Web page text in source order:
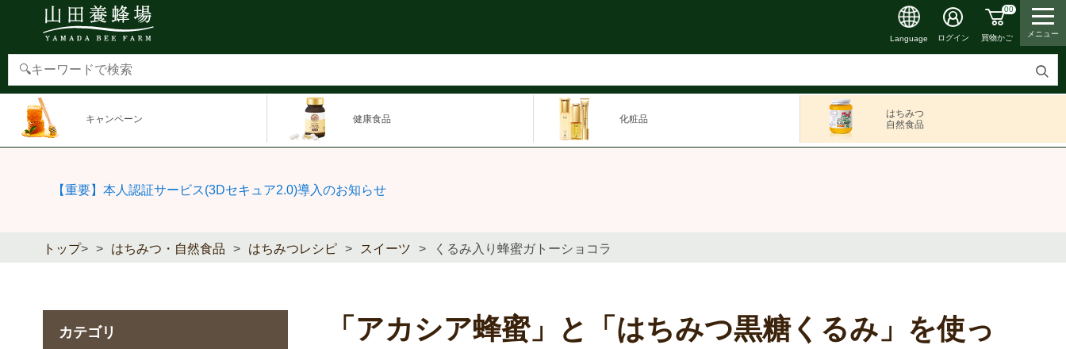
検
Language ログイン
00
買物かご メニュー
キャンペーン 健康食品 化粧品
はちみつ
自然食品
【重要】本人認証サービス(3Dセキュア2.0)導入のお知らせ
トップ> はちみつ・自然食品 はちみつレシピ スイーツ くるみ入り蜂蜜ガトーショコラ
「アカシア蜂蜜」と「はちみつ黒糖くるみ」を使っ
カテゴリ